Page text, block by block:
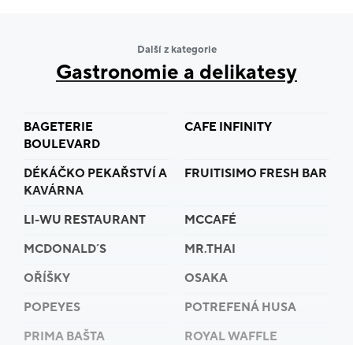
Další z kategorie
Gastronomie a delikatesy
BAGETERIE
BOULEVARD
CAFE INFINITY
DÉKÁČKO PEKAŘSTVÍ A
KAVÁRNA
FRUITISIMO FRESH BAR
LI-WU RESTAURANT
MCCAFÉ
MCDONALD´S
MR.THAI
OŘÍŠKY
OSAKA
POPEYES
POTREFENÁ HUSA
PRIMA BAŠTA
ROYAL WAFFLE